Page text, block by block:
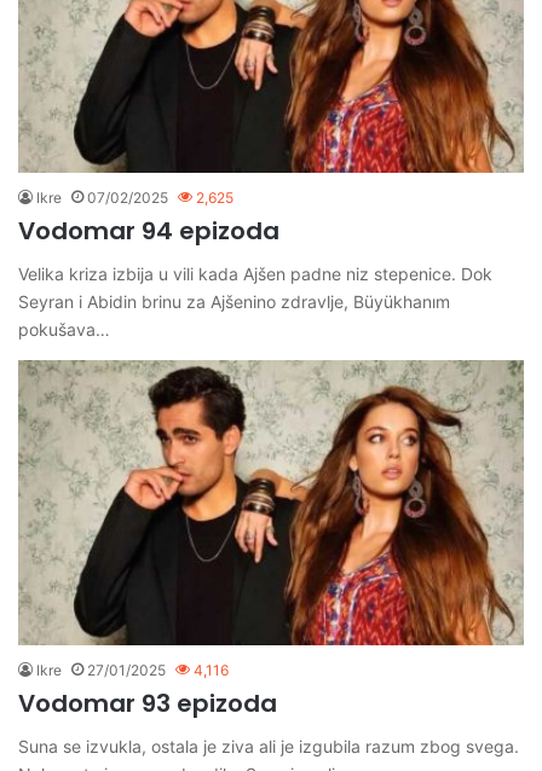
Ikre 07/02/2025 2,625
Vodomar 94 epizoda
Velika kriza izbija u vili kada Ajšen padne niz stepenice. Dok
Seyran i Abidin brinu za Ajšenino zdravlje, Büyükhanım
pokušava…
Ikre 27/01/2025 4,116
Vodomar 93 epizoda
Suna se izvukla, ostala je ziva ali je izgubila razum zbog svega.